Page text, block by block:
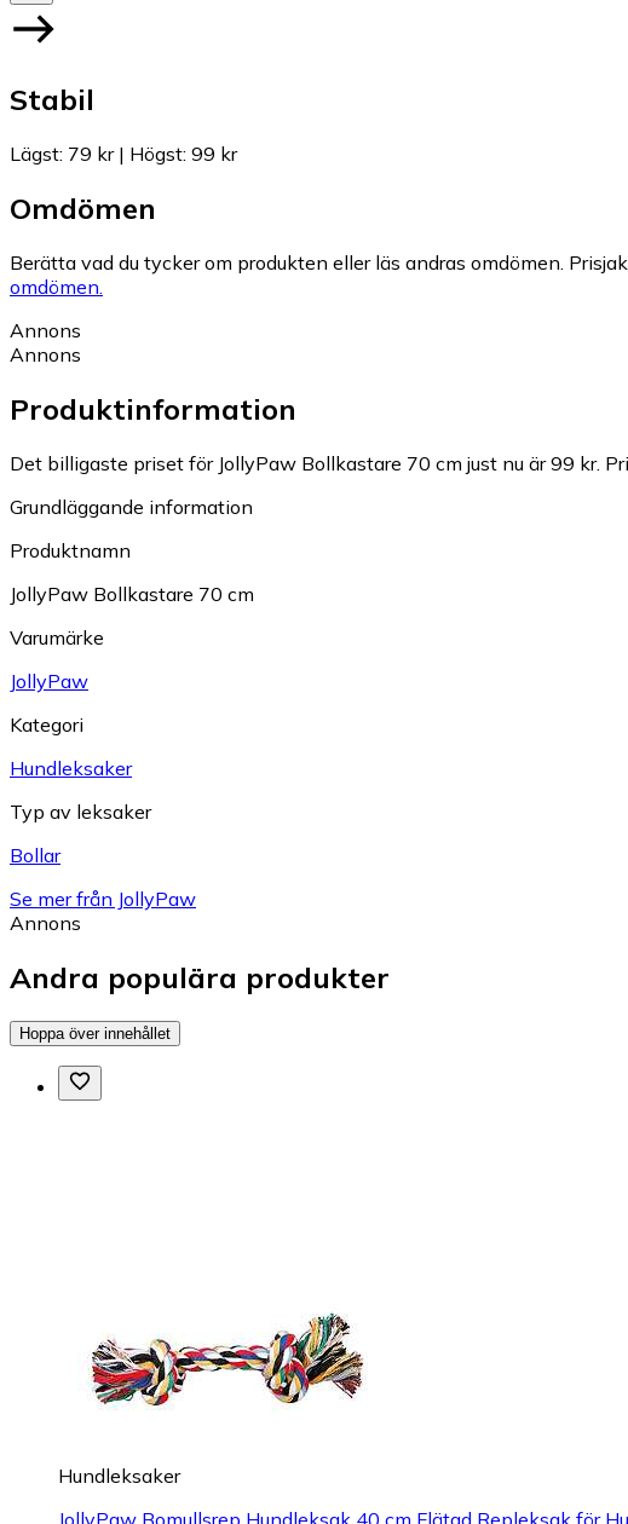
Stabil
Lägst: 79 kr| Högst: 99 kr
Omdömen
Berätta vad du tycker om produkten eller läs andras omdömen.
omdömen.
Annons
Annons
Produktinformation
Det billigaste priset för JollyPaw Bollkastare 70 cm just nu är 99 kr.
Grundläggande information
Produktnamn
JollyPaw Bollkastare 70 cm
Varumärke
JollyPaw
Kategori
Hundleksaker
Typ av leksaker
Bollar
Se mer från JollyPaw
Annons
Andra populära produkter
Hoppa över innehållet
Hundleksaker
JollyPaw Bomullsrep Hundleksak 40 cm Flätad Repleksak för